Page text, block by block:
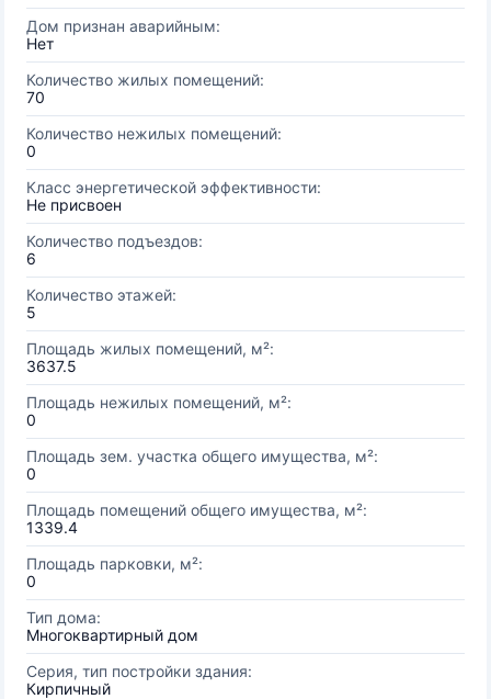
Дом признан аварийным:
Нет
Количество жилых помещений:
70
Количество нежилых помещений:
0
Класс энергетической эффективности:
Не присвоен
Количество подъездов:
6
Количество этажей:
5
Площадь жилых помещений, м²:
3637.5
Площадь нежилых помещений, м²:
0
Площадь зем. участка общего имущества, м²:
0
Площадь помещений общего имущества, м²:
1339.4
Площадь парковки, м²:
0
Тип дома:
Многоквартирный дом
Серия, тип постройки здания:
Кирпичный